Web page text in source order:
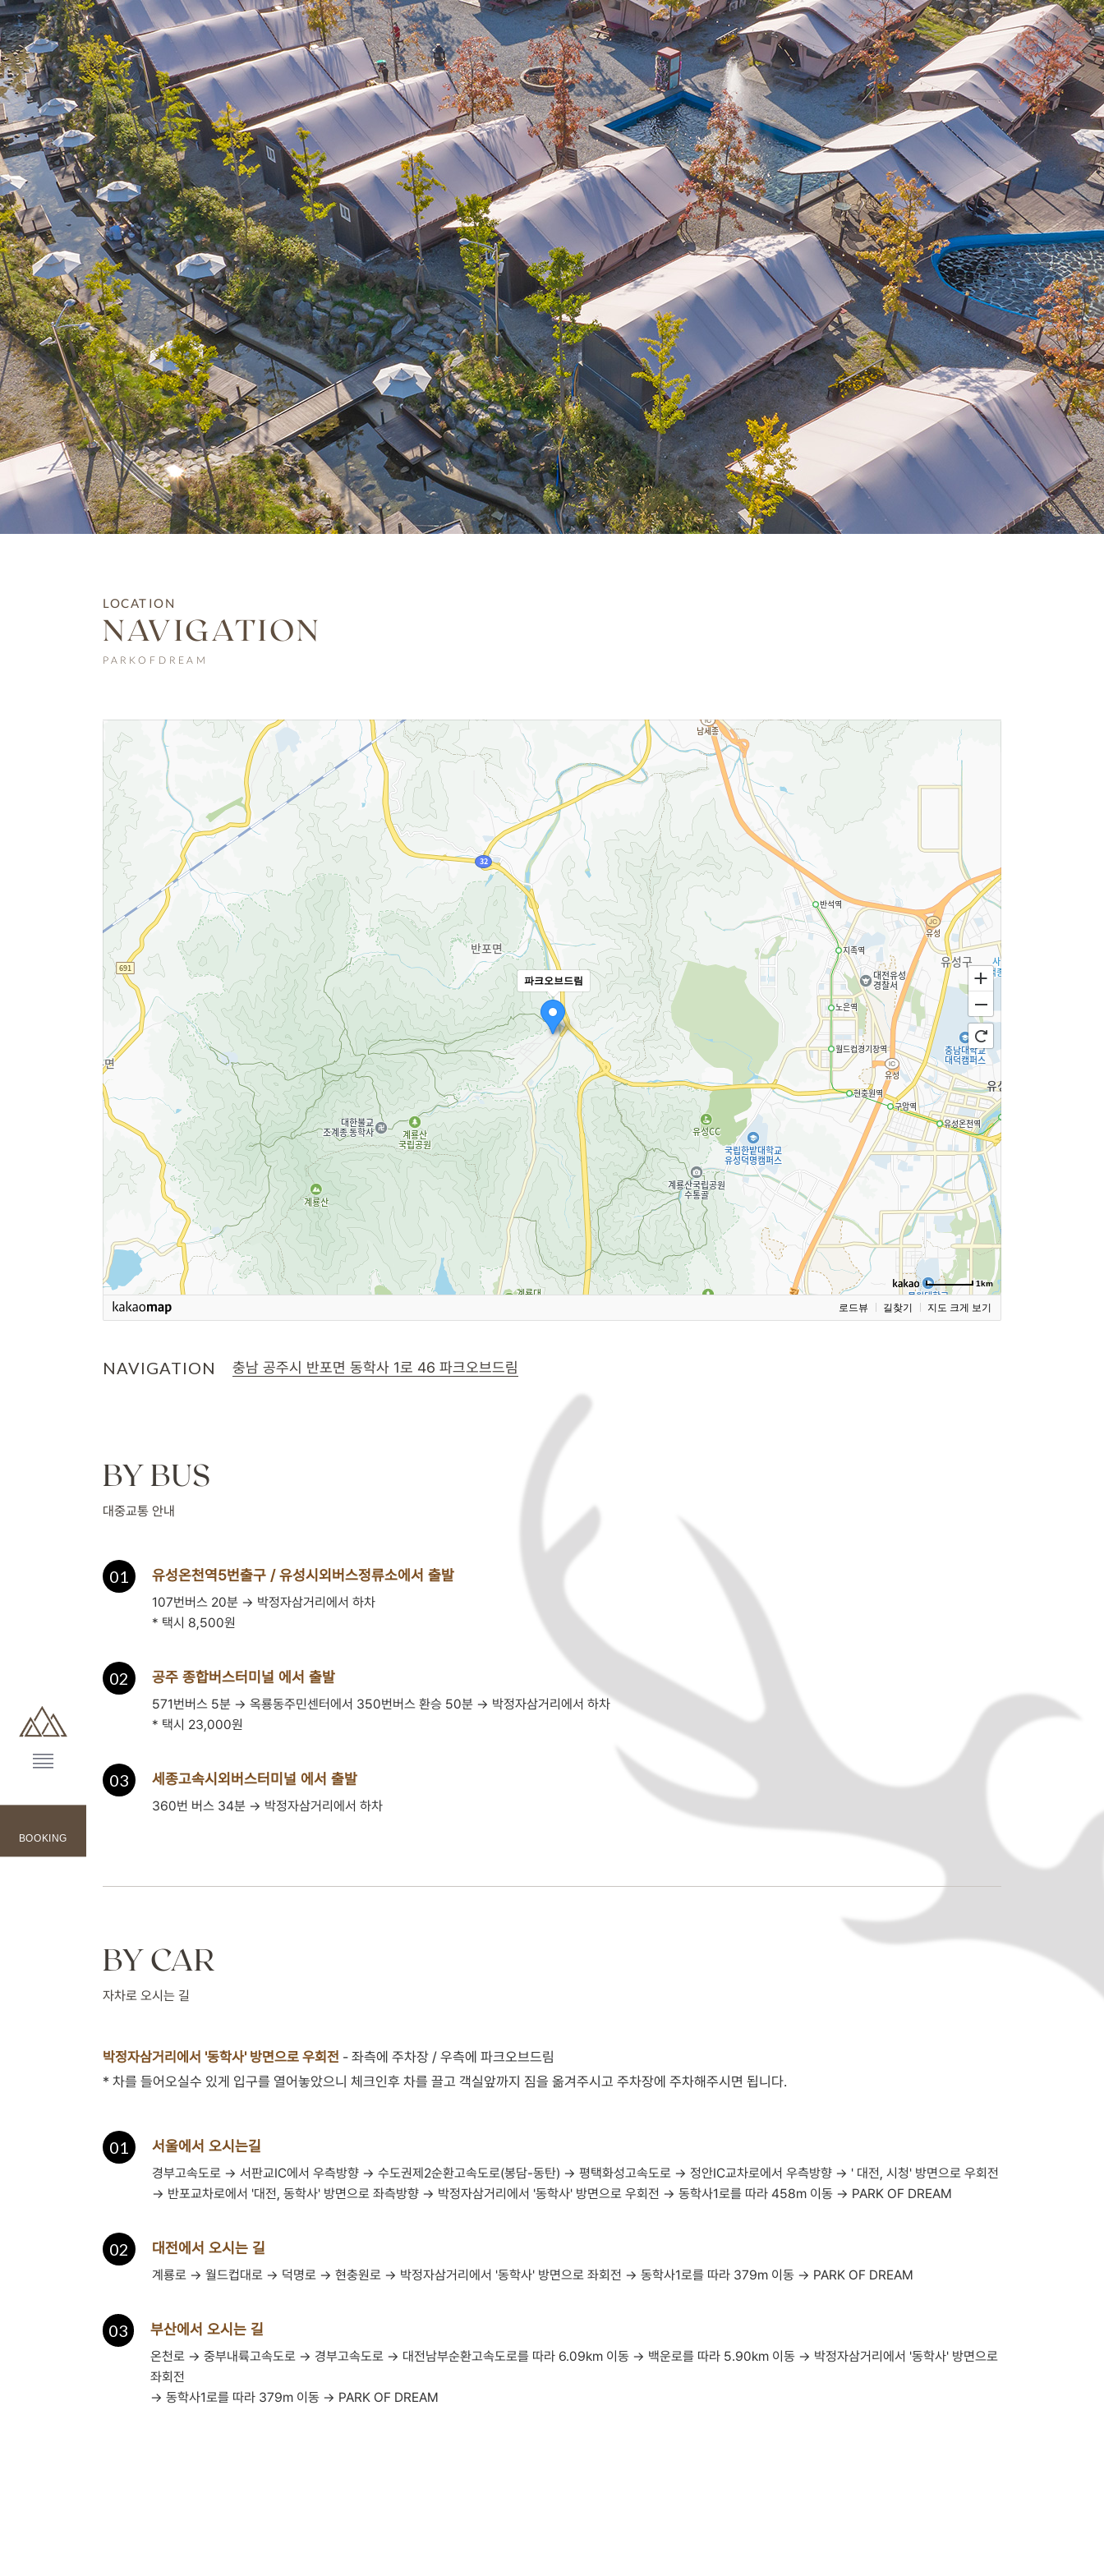
BOOKING
LOCATION
NAVIGATION
PARKOFDREAM
파크오브드림
1km
로드뷰 길찾기 지도 크게 보기
NAVIGATION 충남 공주시 반포면 동학사 1로 46 파크오브드림
BY BUS
대중교통 안내
01 유성온천역5번출구 / 유성시외버스정류소에서 출발
107번버스 20분 → 박정자삼거리에서 하차
* 택시 8,500원
02 공주 종합버스터미널 에서 출발
571번버스 5분 → 옥룡동주민센터에서 350번버스 환승 50분 → 박정자삼거리에서 하차
* 택시 23,000원
03 세종고속시외버스터미널 에서 출발
360번 버스 34분 → 박정자삼거리에서 하차
BY CAR
자차로 오시는 길
박정자삼거리에서 '동학사' 방면으로 우회전 - 좌측에 주차장 / 우측에 파크오브드림
* 차를 들어오실수 있게 입구를 열어놓았으니 체크인후 차를 끌고 객실앞까지 짐을 옮겨주시고 주차장에 주차해주시면 됩니다.
01 서울에서 오시는길
경부고속도로 → 서판교IC에서 우측방향 → 수도권제2순환고속도로(봉담-동탄) → 평택화성고속도로 → 정안IC교차로에서 우측방향 → ' 대전, 시청' 방면으로 우회전
→ 반포교차로에서 '대전, 동학사' 방면으로 좌측방향 → 박정자삼거리에서 '동학사' 방면으로 우회전 → 동학사1로를 따라 458m 이동 → PARK OF DREAM
02 대전에서 오시는 길
계룡로 → 월드컵대로 → 덕명로 → 현충원로 → 박정자삼거리에서 '동학사' 방면으로 좌회전 → 동학사1로를 따라 379m 이동 → PARK OF DREAM
03 부산에서 오시는 길
온천로 → 중부내륙고속도로 → 경부고속도로 → 대전남부순환고속도로를 따라 6.09km 이동 → 백운로를 따라 5.90km 이동 → 박정자삼거리에서 '동학사' 방면으로
좌회전
→ 동학사1로를 따라 379m 이동 → PARK OF DREAM